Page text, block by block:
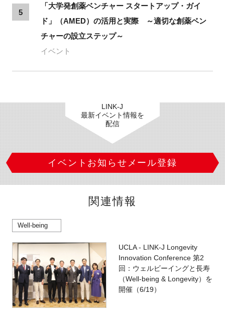
5
「大学発創薬ベンチャー スタートアップ・ガイ
ド」（AMED）の活用と実際 ～適切な創薬ベン
チャーの設立ステップ～
イベント
LINK-J
最新イベント情報を
配信
イベントお知らせメール登録
関連情報
Well-being
UCLA - LINK-J Longevity
Innovation Conference 第2
回：ウェルビーイングと長寿
（Well-being & Longevity）を
開催（6/19）